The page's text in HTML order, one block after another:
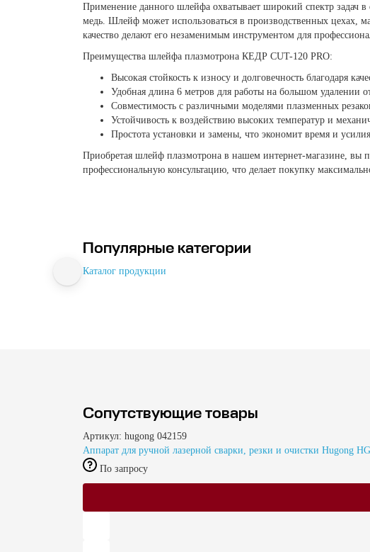
Применение данного шлейфа охватывает широкий спектр задач
медь. Шлейф может использоваться в производственных цехах,
качество делают его незаменимым инструментом для
Преимущества шлейфа плазмотрона КЕДР CUT-120 PRO:
Высокая стойкость к износу и долговечность благодаря
Удобная длина 6 метров для работы на большом удалении
Совместимость с различными моделями плазменных
Устойчивость к воздействию высоких температур и
Простота установки и замены, что экономит время и
Приобретая шлейф плазмотрона в нашем интернет-магазине, вы
профессиональную консультацию, что делает покупку
Популярные категории
Каталог продукции
Сопутствующие товары
Артикул: hugong 042159
Аппарат для ручной лазерной сварки, резки и очистки Hugong
По запросу